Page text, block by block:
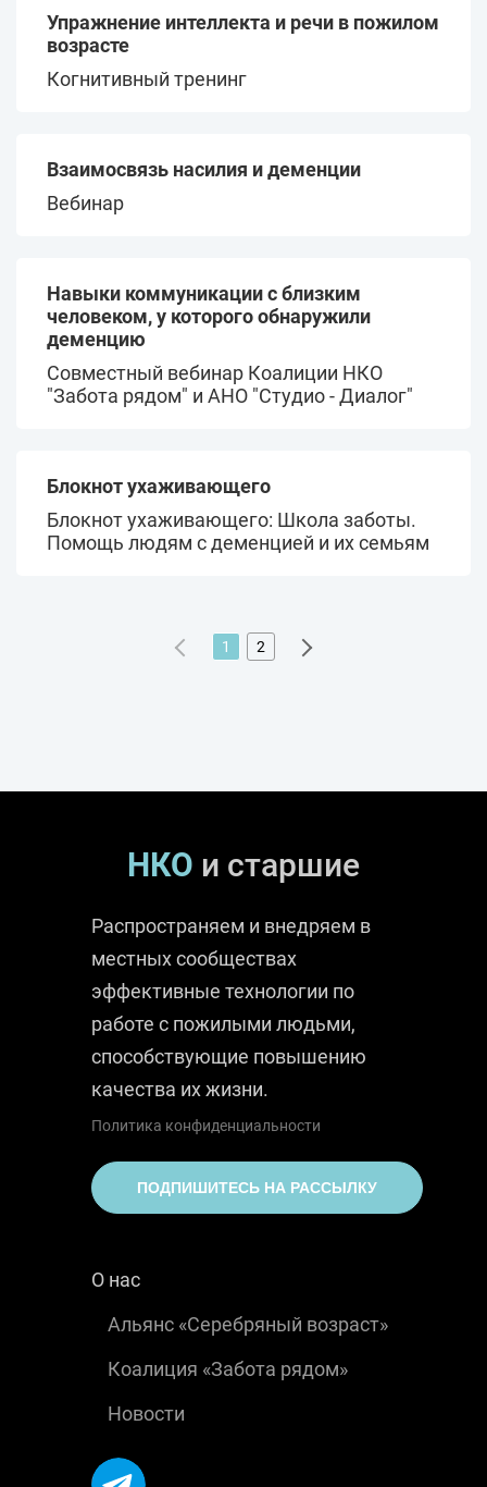
Упражнение интеллекта и речи в пожилом
возрасте
Когнитивный тренинг
Взаимосвязь насилия и деменции
Вебинар
Навыки коммуникации с близким
человеком, у которого обнаружили
деменцию
Совместный вебинар Коалиции НКО
"Забота рядом" и АНО "Студио - Диалог"
Блокнот ухаживающего
Блокнот ухаживающего: Школа заботы.
Помощь людям с деменцией и их семьям
1 2
НКО и старшие
Распространяем и внедряем в
местных сообществах
эффективные технологии по
работе с пожилыми людьми,
способствующие повышению
качества их жизни.
Политика конфиденциальности
ПОДПИШИТЕСЬ НА РАССЫЛКУ
О нас
Альянс «Серебряный возраст»
Коалиция «Забота рядом»
Новости